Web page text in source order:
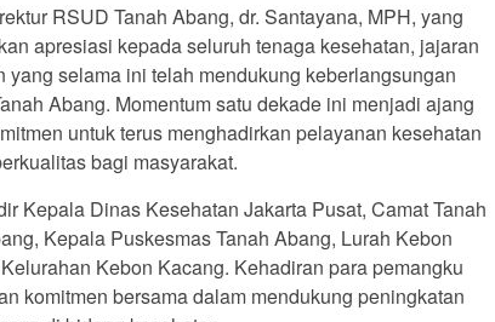
RSUD Tanah Abang, dr. Santayana, MPH, yang
apresiasi kepada seluruh tenaga kesehatan, jajaran
yang selama ini telah mendukung keberlangsungan
Abang. Momentum satu dekade ini menjadi ajang
untuk terus menghadirkan pelayanan kesehatan
bagi masyarakat.
Kepala Dinas Kesehatan Jakarta Pusat, Camat Tanah
Kepala Puskesmas Tanah Abang, Lurah Kebon
Kebon Kacang. Kehadiran para pemangku
komitmen bersama dalam mendukung peningkatan